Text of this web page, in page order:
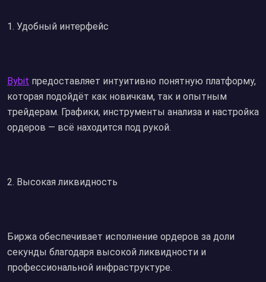
1.⁠ ⁠Удобный интерфейс
Bybit предоставляет интуитивно понятную платформу,
которая подойдёт как новичкам, так и опытным
трейдерам. Графики, инструменты анализа и настройка
ордеров — всё находится под рукой.
2.⁠ ⁠Высокая ликвидность
Биржа обеспечивает исполнение ордеров за доли
секунды благодаря высокой ликвидности и
профессиональной инфраструктуре.